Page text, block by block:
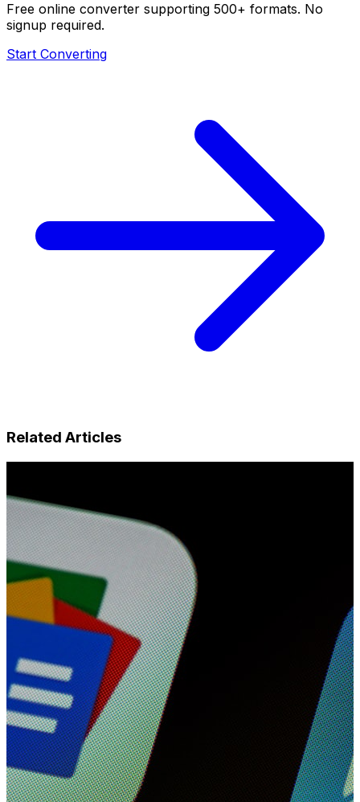
Free online converter supporting 500+ formats. No
signup required.
Start Converting
Related Articles